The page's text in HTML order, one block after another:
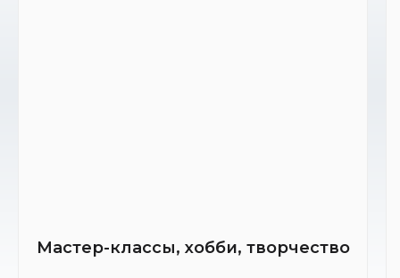
Мастер-классы, хобби, творчество